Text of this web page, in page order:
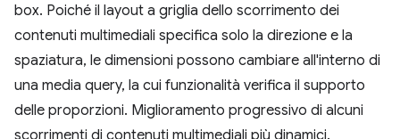
box. Poiché il layout a griglia dello scorrimento dei
contenuti multimediali specifica solo la direzione e la
spaziatura, le dimensioni possono cambiare all'interno di
una media query, la cui funzionalità verifica il supporto
delle proporzioni. Miglioramento progressivo di alcuni
scorrimenti di contenuti multimediali più dinamici.